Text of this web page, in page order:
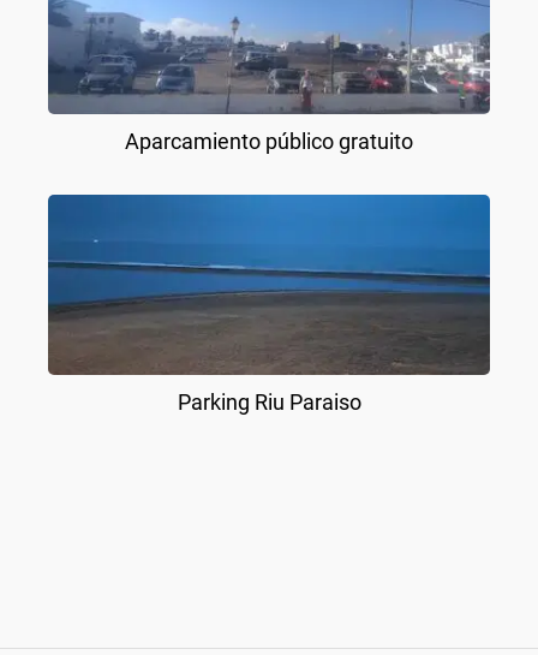
Aparcamiento público gratuito
Parking Riu Paraiso